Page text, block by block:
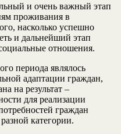
и очень важный этап
проживания в
насколько успешно
и дальнейший этап
отношения.
периода являлось
адаптации граждан,
на результат –
для реализации
граждан
категории.